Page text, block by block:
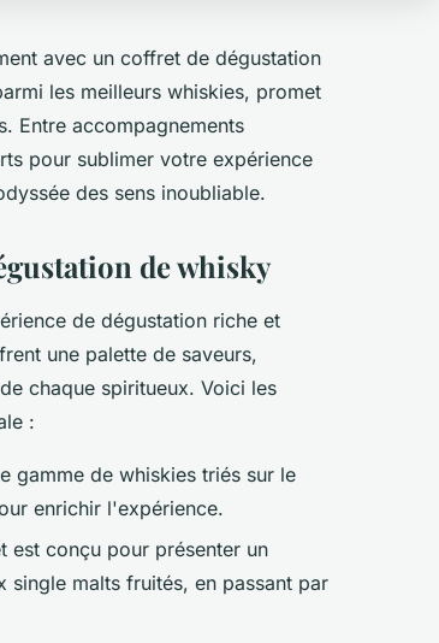
avec un coffret de dégustation
les meilleurs whiskies, promet
Entre accompagnements
pour sublimer votre expérience
des sens inoubliable.
de whisky
de dégustation riche et
une palette de saveurs,
chaque spiritueux. Voici les
:
gamme de whiskies triés sur le
enrichir l'expérience.
est conçu pour présenter un
single malts fruités, en passant par